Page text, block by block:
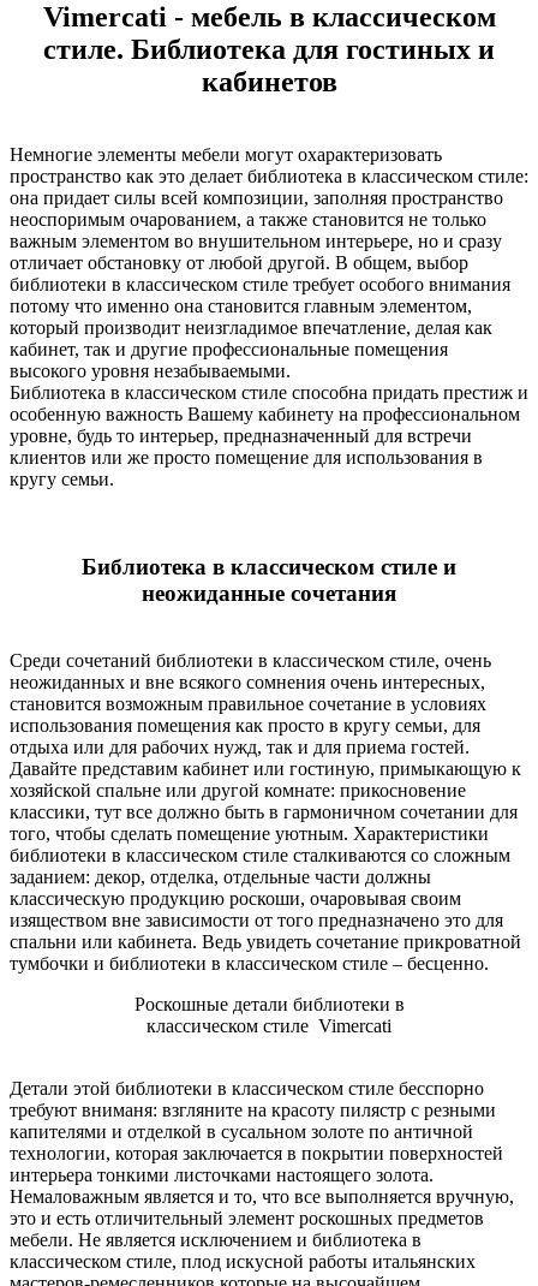
Vimercati - мебель в классическом
стиле. Библиотека для гостиных и
кабинетов
Немногие элементы мебели могут охарактеризовать
пространство как это делает библиотека в классическом стиле:
она придает силы всей композиции, заполняя пространство
неоспоримым очарованием, а также становится не только
важным элементом во внушительном интерьере, но и сразу
отличает обстановку от любой другой. В общем, выбор
библиотеки в классическом стиле требует особого внимания
потому что именно она становится главным элементом,
который производит неизгладимое впечатление, делая как
кабинет, так и другие профессиональные помещения
высокого уровня незабываемыми.
Библиотека в классическом стиле способна придать престиж и
особенную важность Вашему кабинету на профессиональном
уровне, будь то интерьер, предназначенный для встречи
клиентов или же просто помещение для использования в
кругу семьи.
Библиотека в классическом стиле и
неожиданные сочетания
Среди сочетаний библиотеки в классическом стиле, очень
неожиданных и вне всякого сомнения очень интересных,
становится возможным правильное сочетание в условиях
использования помещения как просто в кругу семьи, для
отдыха или для рабочих нужд, так и для приема гостей.
Давайте представим кабинет или гостиную, примыкающую к
хозяйской спальне или другой комнате: прикосновение
классики, тут все должно быть в гармоничном сочетании для
того, чтобы сделать помещение уютным. Характеристики
библиотеки в классическом стиле сталкиваются со сложным
заданием: декор, отделка, отдельные части должны
классическую продукцию роскоши, очаровывая своим
изяществом вне зависимости от того предназначено это для
спальни или кабинета. Ведь увидеть сочетание прикроватной
тумбочки и библиотеки в классическом стиле – бесценно.
Роскошные детали библиотеки в
классическом стиле Vimercati
Детали этой библиотеки в классическом стиле бесспорно
требуют вниманя: взгляните на красоту пилястр с резными
капителями и отделкой в сусальном золоте по античной
технологии, которая заключается в покрытии поверхностей
интерьера тонкими листочками настоящего золота.
Немаловажным является и то, что все выполняется вручную,
это и есть отличительный элемент роскошных предметов
мебели. Не является исключением и библиотека в
классическом стиле, плод искусной работы итальянских